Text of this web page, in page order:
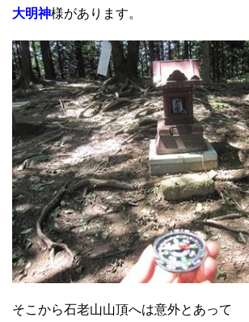
大明神様があります。
そこから石老山山頂へは意外とあって